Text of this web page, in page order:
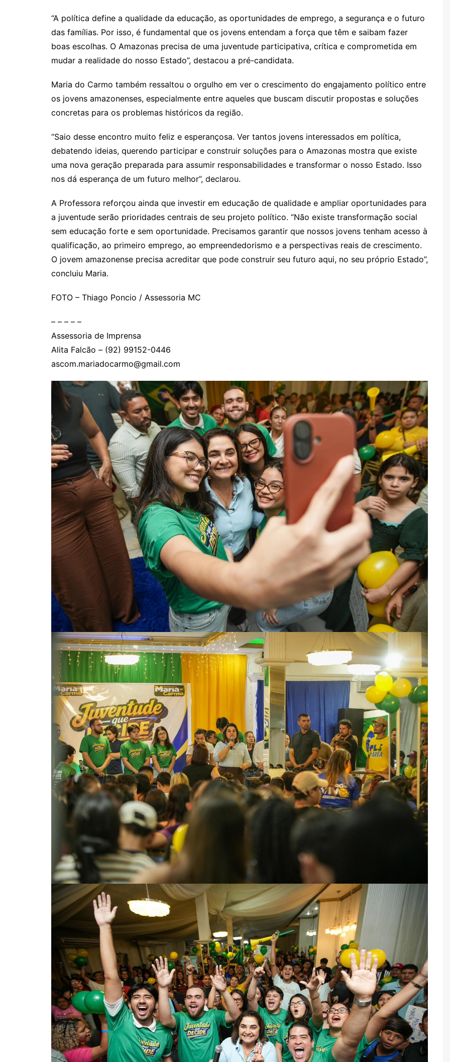
“A política define a qualidade da educação, as oportunidades de emprego, a segurança e o futuro
das famílias. Por isso, é fundamental que os jovens entendam a força que têm e saibam fazer
boas escolhas. O Amazonas precisa de uma juventude participativa, crítica e comprometida em
mudar a realidade do nosso Estado”, destacou a pré-candidata.
Maria do Carmo também ressaltou o orgulho em ver o crescimento do engajamento político entre
os jovens amazonenses, especialmente entre aqueles que buscam discutir propostas e soluções
concretas para os problemas históricos da região.
“Saio desse encontro muito feliz e esperançosa. Ver tantos jovens interessados em política,
debatendo ideias, querendo participar e construir soluções para o Amazonas mostra que existe
uma nova geração preparada para assumir responsabilidades e transformar o nosso Estado. Isso
nos dá esperança de um futuro melhor”, declarou.
A Professora reforçou ainda que investir em educação de qualidade e ampliar oportunidades para
a juventude serão prioridades centrais de seu projeto político. “Não existe transformação social
sem educação forte e sem oportunidade. Precisamos garantir que nossos jovens tenham acesso à
qualificação, ao primeiro emprego, ao empreendedorismo e a perspectivas reais de crescimento.
O jovem amazonense precisa acreditar que pode construir seu futuro aqui, no seu próprio Estado”,
concluiu Maria.
FOTO – Thiago Poncio / Assessoria MC
– – – – –
Assessoria de Imprensa
Alita Falcão – (92) 99152-0446
ascom.mariadocarmo@gmail.com